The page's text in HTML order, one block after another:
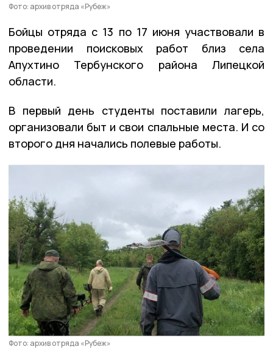
Фото: архив отряда «Рубеж»
Бойцы отряда с 13 по 17 июня участвовали в
проведении поисковых работ близ села
Апухтино Тербунского района Липецкой
области.
В первый день студенты поставили лагерь,
организовали быт и свои спальные места. И со
второго дня начались полевые работы.
Фото: архив отряда «Рубеж»